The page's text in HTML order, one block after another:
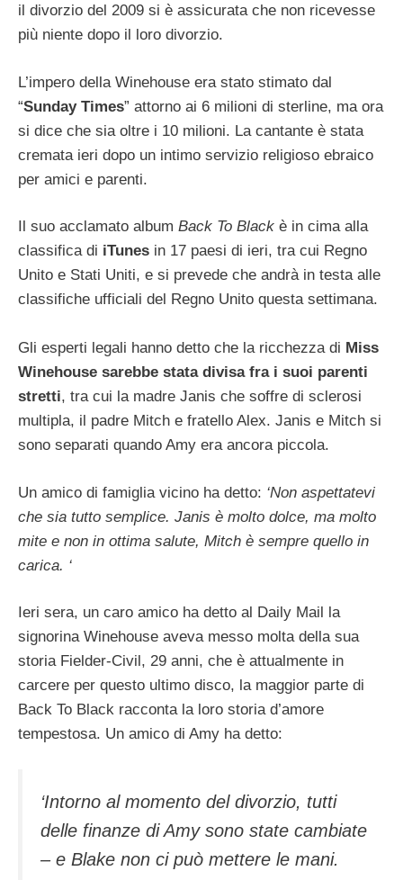
il divorzio del 2009 si è assicurata che non ricevesse
più niente dopo il loro divorzio.
L’impero della Winehouse era stato stimato dal
“Sunday Times” attorno ai 6 milioni di sterline, ma ora
si dice che sia oltre i 10 milioni. La cantante è stata
cremata ieri dopo un intimo servizio religioso ebraico
per amici e parenti.
Il suo acclamato album Back To Black è in cima alla
classifica di iTunes in 17 paesi di ieri, tra cui Regno
Unito e Stati Uniti, e si prevede che andrà in testa alle
classifiche ufficiali del Regno Unito questa settimana.
Gli esperti legali hanno detto che la ricchezza di Miss
Winehouse sarebbe stata divisa fra i suoi parenti
stretti, tra cui la madre Janis che soffre di sclerosi
multipla, il padre Mitch e fratello Alex. Janis e Mitch si
sono separati quando Amy era ancora piccola.
Un amico di famiglia vicino ha detto: ‘Non aspettatevi
che sia tutto semplice. Janis è molto dolce, ma molto
mite e non in ottima salute, Mitch è sempre quello in
carica. ‘
Ieri sera, un caro amico ha detto al Daily Mail la
signorina Winehouse aveva messo molta della sua
storia Fielder-Civil, 29 anni, che è attualmente in
carcere per questo ultimo disco, la maggior parte di
Back To Black racconta la loro storia d’amore
tempestosa. Un amico di Amy ha detto:
‘Intorno al momento del divorzio, tutti
delle finanze di Amy sono state cambiate
– e Blake non ci può mettere le mani.